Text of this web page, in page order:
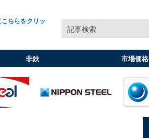
ちらをクリッ
記事検索
非鉄 市場価格